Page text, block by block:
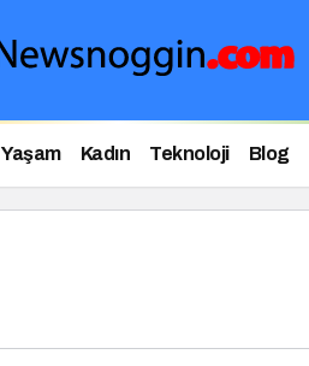
Yaşam Kadın Teknoloji Blog